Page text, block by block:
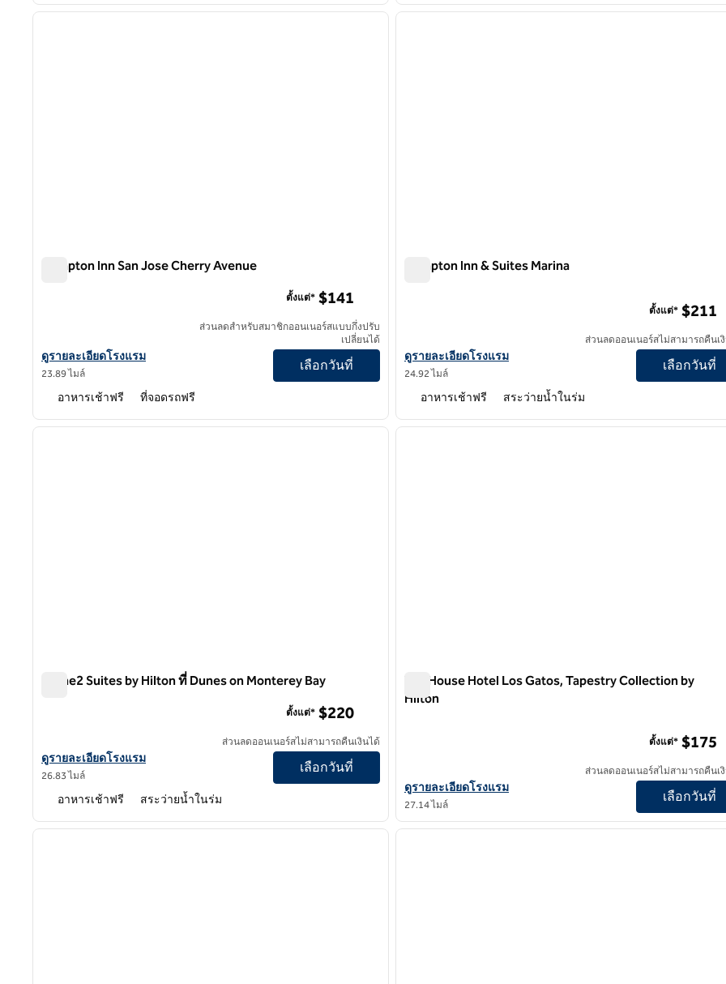
1 จาก 10
ภาพถัดไป
Hampton Inn San Jose Cherry Avenue
ดูรายละเอียดโรงแรมสําหรับ Hampton Inn San Jose Cherry Avenue
ดูรายละเอียดโรงแรม
23.89 ไมล์
ตั้งแต่* $141
ส่วนลดสําหรับสมาชิกออนเนอร์สแบบกึ่งปรับ
เปลี่ยนได้
เลือกวันที่
อาหารเช้าฟรี ที่จอดรถฟรี
1 จาก 12
Hampton Inn & Suites Marina
ดูรายละเอียดโรงแรมสําหรับ Hampton Inn & Suites Marina
ดูรายละเอียดโรงแรม
24.92 ไมล์
ตั้งแต่* $211
ส่วนลดออนเนอร์สไม่สามารถคืนเ
เลือกวันที่
อาหารเช้าฟรี สระว่ายน้ำในร่ม
1 จาก 8
ภาพถัดไป
Home2 Suites by Hilton ที่ Dunes on Monterey Bay
ดูรายละเอียดโรงแรม Home2 Suites by Hilton ที่ Dunes on Monterey Bay
ดูรายละเอียดโรงแรม
26.83 ไมล์
ตั้งแต่* $220
ส่วนลดออนเนอร์สไม่สามารถคืนเงินได้
เลือกวันที่
อาหารเช้าฟรี สระว่ายน้ำในร่ม
1 จาก 12
Toll House Hotel Los Gatos, Tapestry Collection by
Hilton
ดูรายละเอียดโรงแรมสําหรับ Toll House Hotel Los Gatos,
ดูรายละเอียดโรงแรม
27.14 ไมล์
ตั้งแต่* $175
ส่วนลดออนเนอร์สไม่สามารถคืนเ
เลือกวันที่
1 จาก 12
ภาพถัดไป
1
1 จาก 12